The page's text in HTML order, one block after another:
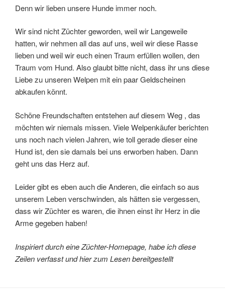
Denn wir lieben unsere Hunde immer noch.
Wir sind nicht Züchter geworden, weil wir Langeweile
hatten, wir nehmen all das auf uns, weil wir diese Rasse
lieben und weil wir euch einen Traum erfüllen wollen, den
Traum vom Hund. Also glaubt bitte nicht, dass ihr uns diese
Liebe zu unseren Welpen mit ein paar Geldscheinen
abkaufen könnt.
Schöne Freundschaften entstehen auf diesem Weg , das
möchten wir niemals missen. Viele Welpenkäufer berichten
uns noch nach vielen Jahren, wie toll gerade dieser eine
Hund ist, den sie damals bei uns erworben haben. Dann
geht uns das Herz auf.
Leider gibt es eben auch die Anderen, die einfach so aus
unserem Leben verschwinden, als hätten sie vergessen,
dass wir Züchter es waren, die ihnen einst ihr Herz in die
Arme gegeben haben!
Inspiriert durch eine Züchter-Homepage, habe ich diese
Zeilen verfasst und hier zum Lesen bereitgestellt